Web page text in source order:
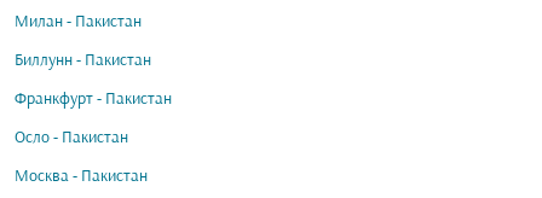
Милан - Пакистан
Биллунн - Пакистан
Франкфурт - Пакистан
Осло - Пакистан
Москва - Пакистан